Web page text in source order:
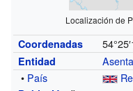
Localización de
Coordenadas
Entidad
• País